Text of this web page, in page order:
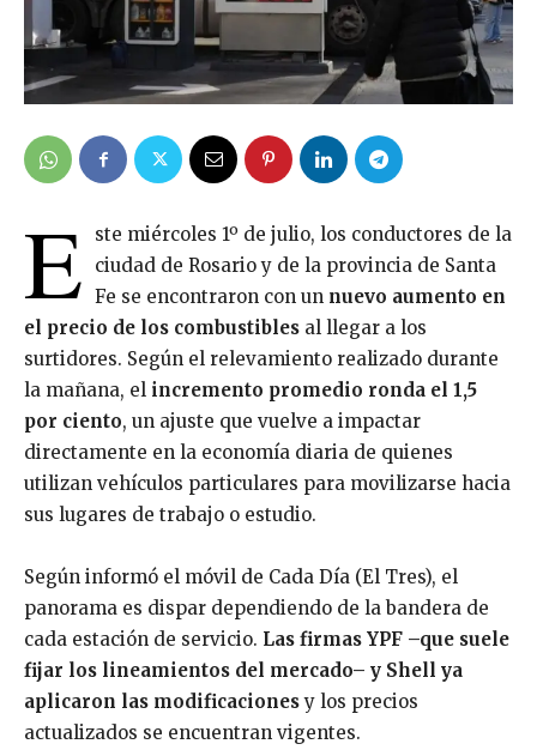
E
ste miércoles 1º de julio, los conductores de la
ciudad de Rosario y de la provincia de Santa
Fe se encontraron con un nuevo aumento en
el precio de los combustibles al llegar a los
surtidores. Según el relevamiento realizado durante
la mañana, el incremento promedio ronda el 1,5
por ciento, un ajuste que vuelve a impactar
directamente en la economía diaria de quienes
utilizan vehículos particulares para movilizarse hacia
sus lugares de trabajo o estudio.
Según informó el móvil de Cada Día (El Tres), el
panorama es dispar dependiendo de la bandera de
cada estación de servicio. Las firmas YPF –que suele
fijar los lineamientos del mercado– y Shell ya
aplicaron las modificacionesy los precios
actualizados se encuentran vigentes.